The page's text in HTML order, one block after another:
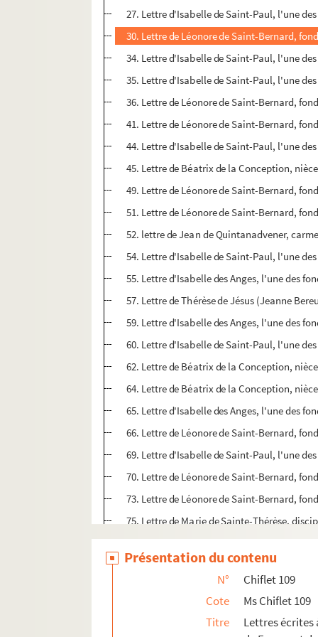
27. Lettre d'Isabelle de Saint-Paul, l'une
30. Lettre de Léonore de Saint-Bernard,
34. Lettre d'Isabelle de Saint-Paul, l'une
35. Lettre d'Isabelle de Saint-Paul, l'une
36. Lettre de Léonore de Saint-Bernard,
41. Lettre de Léonore de Saint-Bernard,
44. Lettre d'Isabelle de Saint-Paul, l'une
45. Lettre de Béatrix de la Conception,
49. Lettre de Léonore de Saint-Bernard,
51. Lettre de Léonore de Saint-Bernard,
52. lettre de Jean de Quintanadvener,
54. Lettre d'Isabelle de Saint-Paul, l'une
55. Lettre d'Isabelle des Anges, l'une des
57. Lettre de Thérèse de Jésus (Jeanne
59. Lettre d'Isabelle des Anges, l'une des
60. Lettre d'Isabelle de Saint-Paul, l'une
62. Lettre de Béatrix de la Conception,
64. Lettre de Béatrix de la Conception,
65. Lettre d'Isabelle des Anges, l'une des
66. Lettre de Léonore de Saint-Bernard,
69. Lettre d'Isabelle de Saint-Paul, l'une
70. Lettre de Léonore de Saint-Bernard,
73. Lettre de Léonore de Saint-Bernard,
75. Lettre de Marie de Sainte-Thérèse,
76. Lettre de Béatrix de la Conception,
77. Lettre de Béatrix de la Conception,
80. Lettre de Léonore de Saint-Bernard,
83. Lettre d'Isabelle des Anges, l'une des
84. Lettre de Léonore de Saint-Bernard,
Présentation du contenu
N°
Chiflet 109
Cote
Ms Chiflet 109
Titre
Lettres écrites